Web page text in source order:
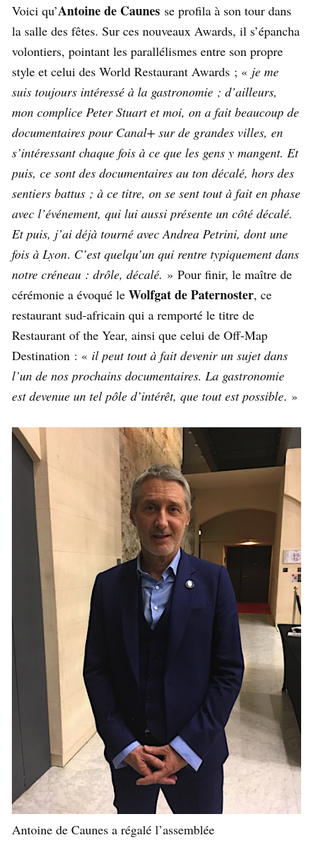
Voici qu’Antoine de Caunes se profila à son tour dans
la salle des fêtes. Sur ces nouveaux Awards, il s’épancha
volontiers, pointant les parallélismes entre son propre
style et celui des World Restaurant Awards ; « je me
suis toujours intéressé à la gastronomie ; d’ailleurs,
mon complice Peter Stuart et moi, on a fait beaucoup de
documentaires pour Canal+ sur de grandes villes, en
s’intéressant chaque fois à ce que les gens y mangent. Et
puis, ce sont des documentaires au ton décalé, hors des
sentiers battus ; à ce titre, on se sent tout à fait en phase
avec l’événement, qui lui aussi présente un côté décalé.
Et puis, j’ai déjà tourné avec Andrea Petrini, dont une
fois à Lyon. C’est quelqu’un qui rentre typiquement dans
notre créneau : drôle, décalé. » Pour finir, le maître de
cérémonie a évoqué le Wolfgat de Paternoster, ce
restaurant sud-africain qui a remporté le titre de
Restaurant of the Year, ainsi que celui de Off-Map
Destination : « il peut tout à fait devenir un sujet dans
l’un de nos prochains documentaires. La gastronomie
est devenue un tel pôle d’intérêt, que tout est possible. »
Antoine de Caunes a régalé l’assemblée